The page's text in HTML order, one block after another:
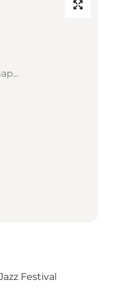
Festival